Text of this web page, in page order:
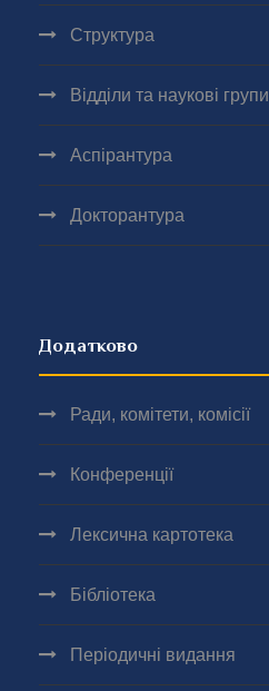
Структура
Відділи та наукові групи
Аспірантура
Докторантура
Додатково
Ради, комітети, комісії
Конференції
Лексична картотека
Бібліотека
Періодичні видання